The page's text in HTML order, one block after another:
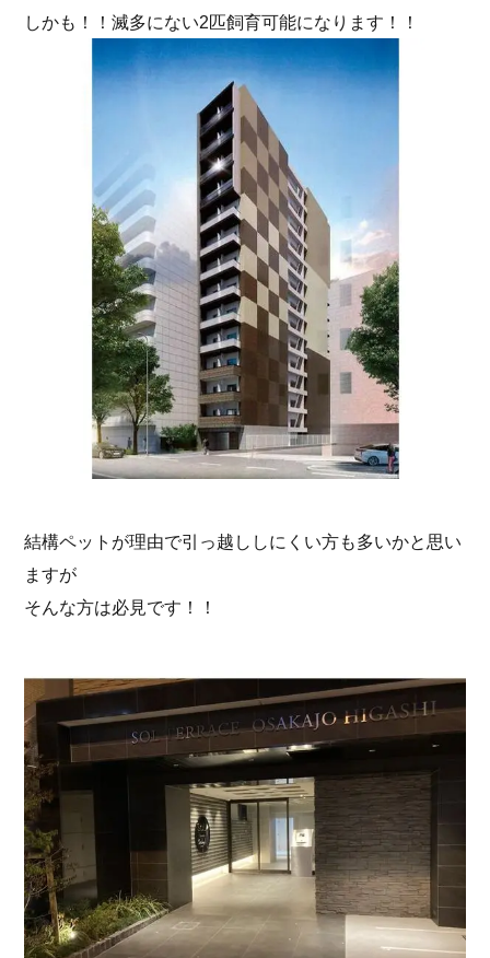
しかも！！滅多にない2匹飼育可能になります！！
結構ペットが理由で引っ越ししにくい方も多いかと思い
ますが
そんな方は必見です！！